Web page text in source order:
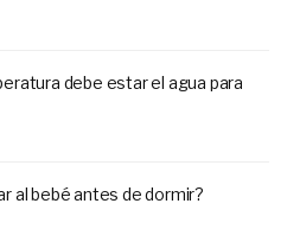
debe estar el agua para
al bebé antes de dormir?